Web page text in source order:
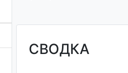
СВОДКА